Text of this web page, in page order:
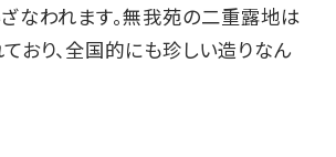
なわれます。無我苑の二重露地は
おり、全国的にも珍しい造りなん